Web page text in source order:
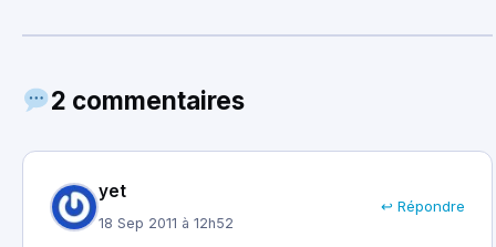
2 commentaires
yet
18 Sep 2011 à 12h52
↩ Répondre